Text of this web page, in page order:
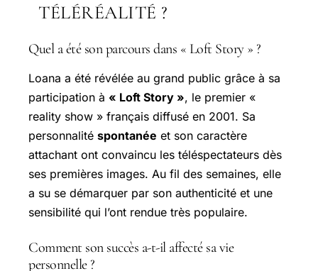
TÉLÉRÉALITÉ ?
Quel a été son parcours dans « Loft Story » ?
Loana a été révélée au grand public grâce à sa
participation à « Loft Story », le premier «
reality show » français diffusé en 2001. Sa
personnalité spontanée et son caractère
attachant ont convaincu les téléspectateurs dès
ses premières images. Au fil des semaines, elle
a su se démarquer par son authenticité et une
sensibilité qui l’ont rendue très populaire.
Comment son succès a-t-il affecté sa vie
personnelle ?